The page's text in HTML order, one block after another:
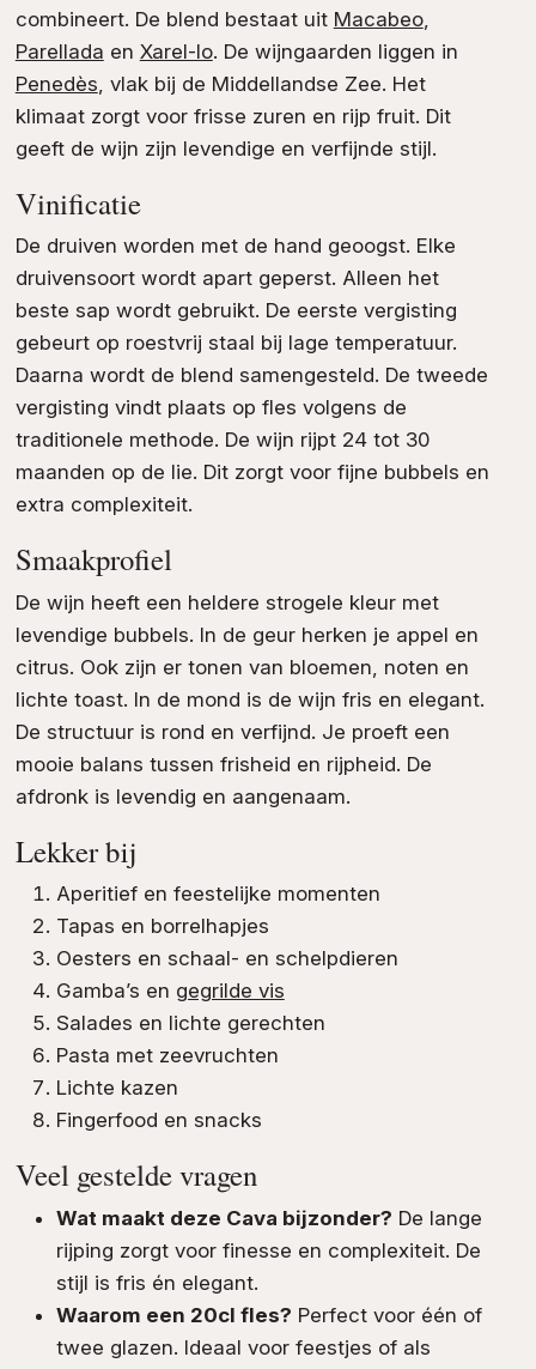
combineert. De blend bestaat uit Macabeo,
Parellada en Xarel-lo. De wijngaarden liggen in
Penedès , vlak bij de Middellandse Zee. Het
klimaat zorgt voor frisse zuren en rijp fruit. Dit
geeft de wijn zijn levendige en verfijnde stijl.
Vinificatie
De druiven worden met de hand geoogst. Elke
druivensoort wordt apart geperst. Alleen het
beste sap wordt gebruikt. De eerste vergisting
gebeurt op roestvrij staal bij lage temperatuur.
Daarna wordt de blend samengesteld. De tweede
vergisting vindt plaats op fles volgens de
traditionele methode. De wijn rijpt 24 tot 30
maanden op de lie. Dit zorgt voor fijne bubbels en
extra complexiteit.
Smaakprofiel
De wijn heeft een heldere strogele kleur met
levendige bubbels. In de geur herken je appel en
citrus. Ook zijn er tonen van bloemen, noten en
lichte toast. In de mond is de wijn fris en elegant.
De structuur is rond en verfijnd. Je proeft een
mooie balans tussen frisheid en rijpheid. De
afdronk is levendig en aangenaam.
Lekker bij
Aperitief en feestelijke momenten
Tapas en borrelhapjes
Oesters en schaal- en schelpdieren
Gamba’s en gegrilde vis
Salades en lichte gerechten
Pasta met zeevruchten
Lichte kazen
Fingerfood en snacks
Veel gestelde vragen
Wat maakt deze Cava bijzonder? De lange
rijping zorgt voor finesse en complexiteit. De
stijl is fris én elegant.
Waarom een 20cl fles? Perfect voor één of
twee glazen. Ideaal voor feestjes of als